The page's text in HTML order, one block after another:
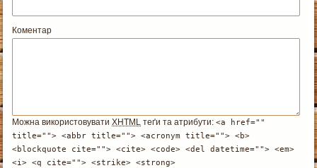
Коментар
Можна використовуватиXHTML теґи та атрибути:<a href=""
title=""> <abbr title=""> <acronym title=""> <b>
<blockquote cite=""> <cite> <code> <del datetime=""> <em>
<i> <q cite=""> <strike> <strong>